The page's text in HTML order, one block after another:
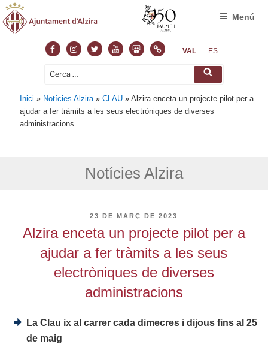
FacebookInstagram
TwitterYoutubeSlideshare
NormasVAL ES
Cerca: Cerca
Menú
Inici » Notícies Alzira »CLAU »Alzira enceta un projecte pilot per a
ajudar a fer tràmits a les seus electròniques de diverses
administracions
Notícies Alzira
PUBLICAT
23 DE MARÇ DE 2023
Alzira enceta un projecte pilot per a
ajudar a fer tràmits a les seus
electròniques de diverses
administracions
La Clau ix al carrer cada dimecres i dijous fins al 25
de maig